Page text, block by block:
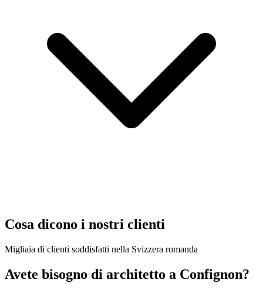
Cosa dicono i nostri clienti
Migliaia di clienti soddisfatti nella Svizzera romanda
Avete bisogno di architetto a Confignon?